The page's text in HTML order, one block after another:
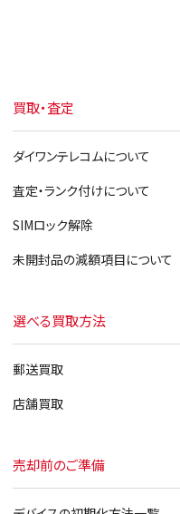
買取・査定
ダイワンテレコムについて
査定・ランク付けについて
SIMロック解除
未開封品の減額項目について
選べる買取方法
郵送買取
店舗買取
売却前のご準備